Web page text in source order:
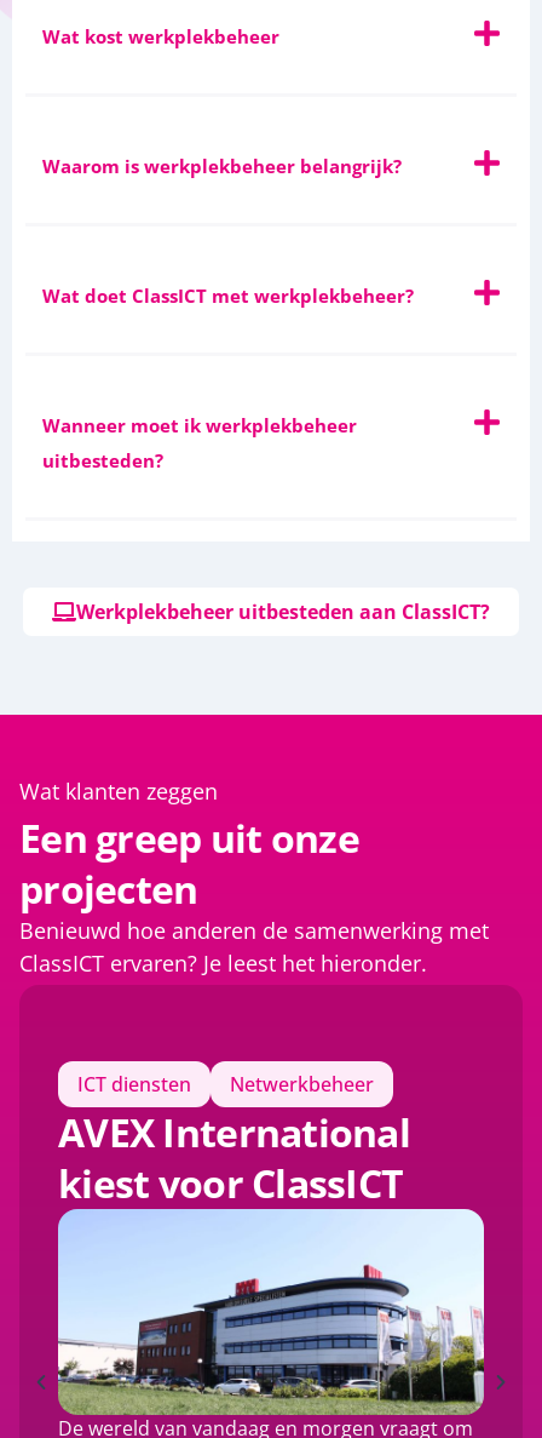
Wat kost werkplekbeheer
Waarom is werkplekbeheer belangrijk?
Wat doet ClassICT met werkplekbeheer?
Wanneer moet ik werkplekbeheer
uitbesteden?
Werkplekbeheer uitbesteden aan ClassICT?
Wat klanten zeggen
Een greep uit onze
projecten
Benieuwd hoe anderen de samenwerking met
ClassICT ervaren? Je leest het hieronder.
ICT diensten Netwerkbeheer
AVEX International
kiest voor ClassICT
De wereld van vandaag en morgen vraagt om